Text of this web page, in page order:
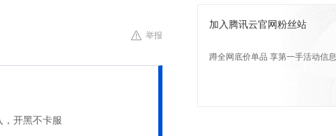
举报
开黑不卡服
加入腾讯云官网粉丝站
蹲全网底价单品 享第一手活动信息